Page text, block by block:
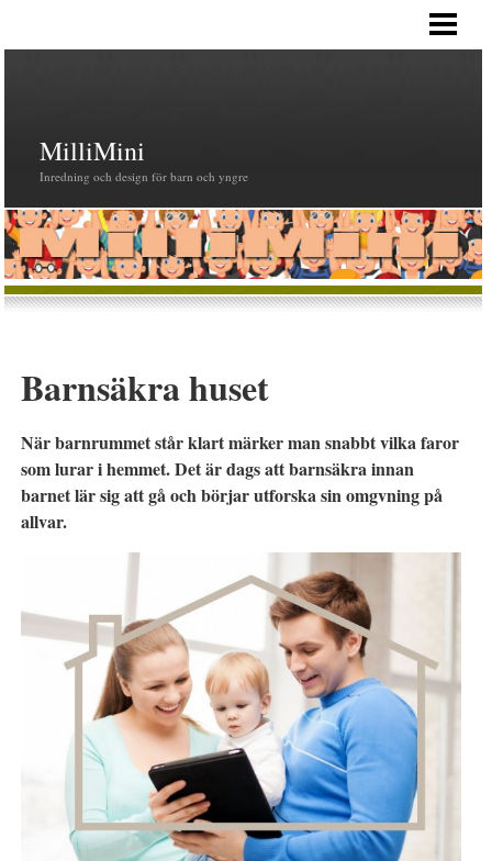
MilliMini
Inredning och design för barn och yngre
Barnsäkra huset
När barnrummet står klart märker man snabbt vilka faror
som lurar i hemmet. Det är dags att barnsäkra innan
barnet lär sig att gå och börjar utforska sin omgvning på
allvar.